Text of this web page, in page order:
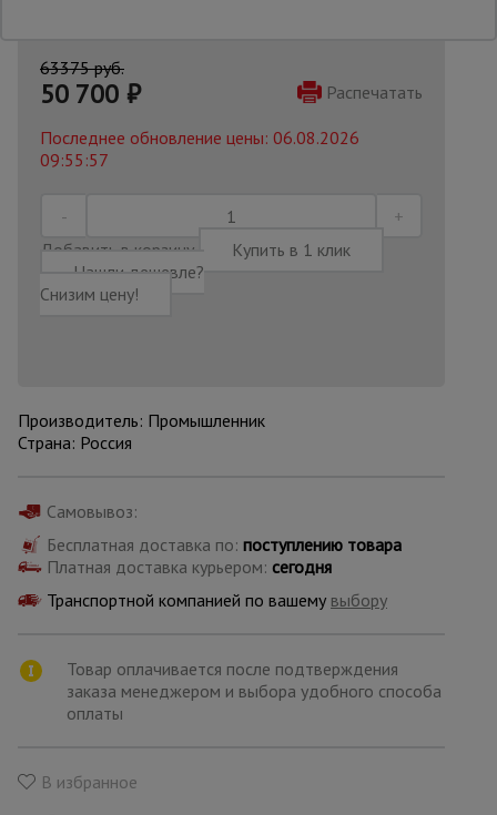
для
строительства
для работы с
арматурой
Тачки
и садовые
Лестницы
и
63375 руб.
50 700 ₽ Распечатать
Последнее обновление цены: 06.08.2026
09:55:57
Добавить в корзину
Купить в 1 клик
Нашли дешевле?
Снизим цену!
Производитель: Промышленник
Страна: Россия
Самовывоз:
Бесплатная доставка по: поступлению товара
Платная доставка курьером: сегодня
Транспортной компанией по вашему выбору
Товар оплачивается после подтверждения
заказа менеджером и выбора удобного способа
оплаты
В избранное